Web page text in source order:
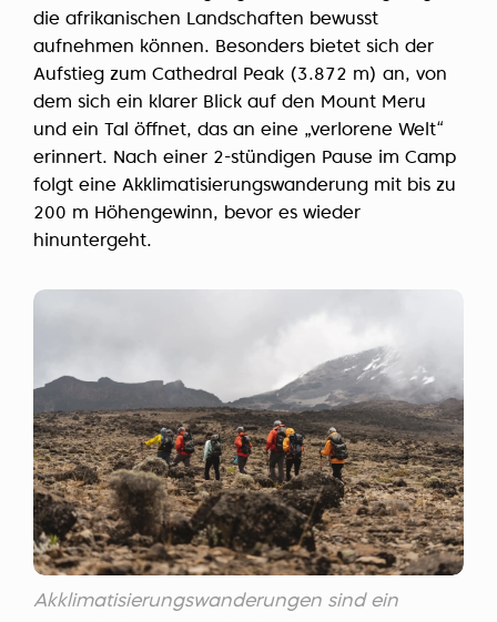
die afrikanischen Landschaften bewusst
aufnehmen können. Besonders bietet sich der
Aufstieg zum Cathedral Peak (3.872 m) an, von
dem sich ein klarer Blick auf den Mount Meru
und ein Tal öffnet, das an eine „verlorene Welt“
erinnert. Nach einer 2-stündigen Pause im Camp
folgt eine Akklimatisierungswanderung mit bis zu
200 m Höhengewinn, bevor es wieder
hinuntergeht.
Akklimatisierungswanderungen sind ein